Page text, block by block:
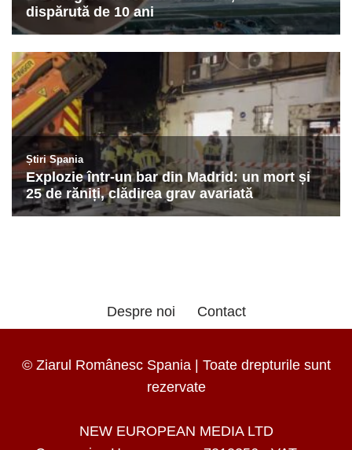
Despre noi Contact
© Ziarul Românesc Spania | Toate drepturile sunt
rezervate
NEW EUROPEAN MEDIA LTD